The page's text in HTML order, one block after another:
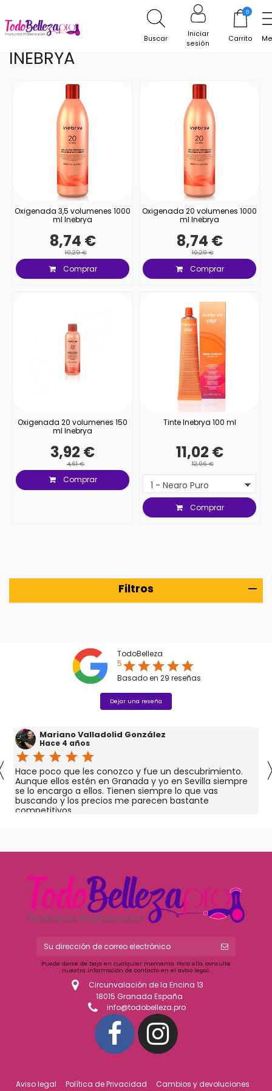
Buscar
Iniciar
sesión
0
Carrito
INEBRYA
INEBRYA
Oxigenada 3,5 volumenes 1000
ml Inebrya
8,74 €
10,29 €
Comprar
Oxigenada 20 volumenes 1000
ml Inebrya
8,74 €
10,29 €
Comprar
Oxigenada 20 volumenes 150
ml Inebrya
3,92 €
4,61 €
Comprar
Tinte Inebrya 100 ml
11,02 €
12,96 €
Comprar
Filtros
TodoBelleza
5starstarstarstarstar
Basado en 29 reseñas
Dejar una reseña
Mariano Valladolid González
Hace 4 años
star star star star star
Hace poco que les conozco y fue un descubrimiento.
Aunque ellos estén en Granada y yo en Sevilla siempre
se lo encargo a ellos. Tienen siempre lo que vas
buscando y los precios me parecen bastante
competitivos.
Puede darse de baja en cualquier momento. Para ello, consulte
nuestra información de contacto en el aviso legal.
Circunvalación de la Encina 13
18015 Granada España
info@todobelleza.pro
Aviso legal Política de Privacidad Cambios y devoluciones